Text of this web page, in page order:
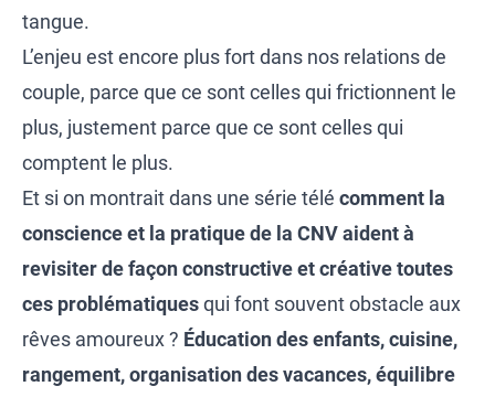
tangue.
L’enjeu est encore plus fort dans nos relations de
couple, parce que ce sont celles qui frictionnent le
plus, justement parce que ce sont celles qui
comptent le plus.
Et si on montrait dans une série télé comment la
conscience et la pratique de la CNV aident à
revisiter de façon constructive et créative toutes
ces problématiquesqui font souvent obstacle aux
rêves amoureux ? Éducation des enfants, cuisine,
rangement, organisation des vacances, équilibre